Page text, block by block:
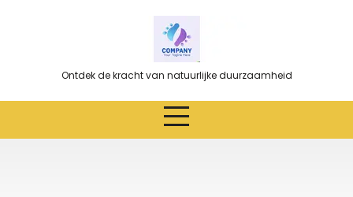
Ontdek de kracht van natuurlijke duurzaamheid